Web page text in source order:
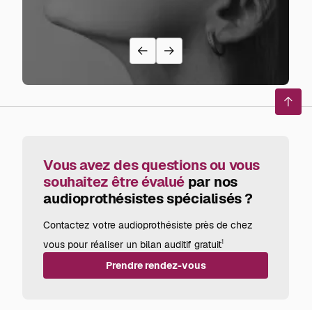
en
Vous avez des questions ou vous
souhaitez être évalué par nos
audioprothésistes spécialisés ?
Contactez votre audioprothésiste près de chez
vous pour réaliser un bilan auditif gratuit1
Prendre rendez-vous